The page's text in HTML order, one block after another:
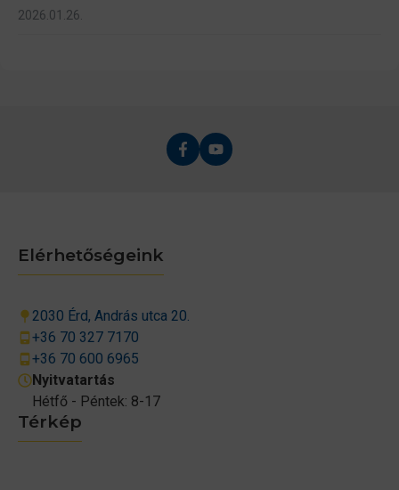
2026.01.26.
Térkép
Elérhetőségeink
2030 Érd, András utca 20.
+36 70 327 7170
+36 70 600 6965
Nyitvatartás
Hétfő - Péntek: 8-17